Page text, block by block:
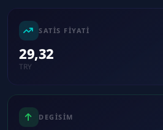
SATIS FIYATI
29,32
TRY
DEGISIM